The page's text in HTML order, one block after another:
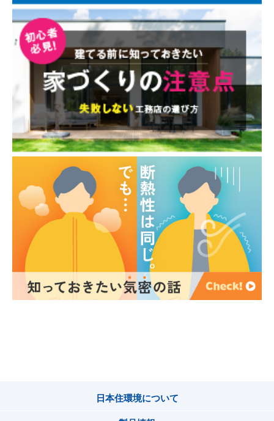
日本住環境について